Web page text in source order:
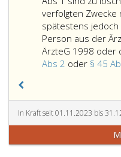
verfolgten
spätestens
Person aus der
ÄrzteG 1998 oder
Abs 2 oder § 45
In Kraft seit 01.11.2023 bis